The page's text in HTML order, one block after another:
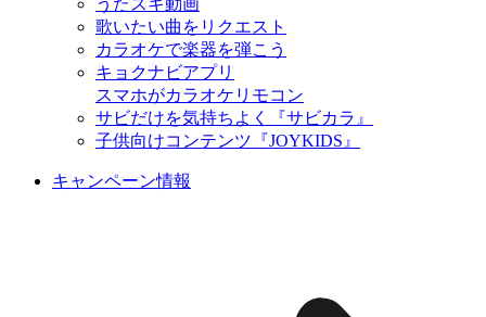
うたスキ動画
歌いたい曲をリクエスト
カラオケで楽器を弾こう
キョクナビアプリ
スマホがカラオケリモコン
サビだけを気持ちよく『サビカラ』
子供向けコンテンツ『JOYKIDS』
キャンペーン情報